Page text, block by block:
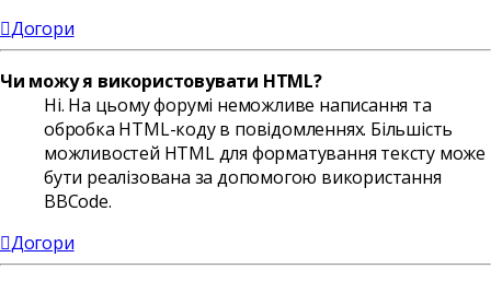
Догори
Чи можу я використовувати HTML?
Ні. На цьому форумі неможливе написання та
обробка HTML-коду в повідомленнях. Більшість
можливостей HTML для форматування тексту може
бути реалізована за допомогою використання
BBCode.
Догори